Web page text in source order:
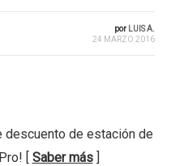
por LUIS A.
24 MARZO 2016
descuento de estación de
[ Saber más]